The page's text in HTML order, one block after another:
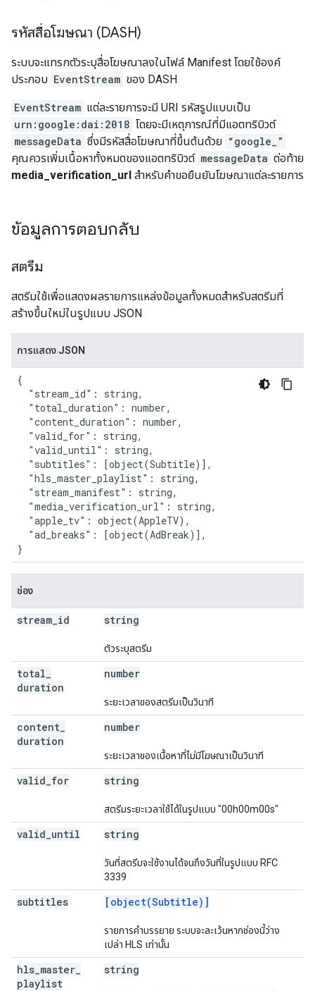
รหัสสื่อโฆษณา (DASH)
ระบบจะแทรกตัวระบุสื่อโฆษณาลงในไฟล์ Manifest โดยใช้องค์
ประกอบ EventStream ของ DASH
EventStream แต่ละรายการจะมี URI รหัสรูปแบบเป็น
urn:google:dai:2018 โดยจะมีเหตุการณ์ที่มีแอตทริบิวต์
messageData ซึ่งมีรหัสสื่อโฆษณาที่ขึ้นต้นด้วย “google_”
คุณควรเพิ่มเนื้อหาทั้งหมดของแอตทริบิวต์ messageData ต่อท้าย
media_verification_url สำหรับคำขอยืนยันโฆษณาแต่ละรายการ
ข้อมูลการตอบกลับ
สตรีม
สตรีมใช้เพื่อแสดงผลรายการแหล่งข้อมูลทั้งหมดสำหรับสตรีมที่
สร้างขึ้นใหม่ในรูปแบบ JSON
การแสดง JSON
{
  "stream_id": string,
  "total_duration": number,
  "content_duration": number,
  "valid_for": string,
  "valid_until": string,
  "subtitles": [object(Subtitle)],
  "hls_master_playlist": string,
  "stream_manifest": string,
  "media_verification_url": string,
  "apple_tv": object(AppleTV),
  "ad_breaks": [object(AdBreak)],
}
ช่อง
stream id string
ตัวระบุสตรีม
total
duration
number
ระยะเวลาของสตรีมเป็นวินาที
content
duration
number
ระยะเวลาของเนื้อหาที่ไม่มีโฆษณาเป็นวินาที
valid for string
สตรีมระยะเวลาใช้ได้ในรูปแบบ "00h00m00s"
valid until string
วันที่สตรีมจะใช้งานได้จนถึงวันที่ในรูปแบบ RFC
3339
subtitles [object(Subtitle)]
รายการคำบรรยาย ระบบจะละเว้นหากช่องนี้ว่าง
เปล่า HLS เท่านั้น
hls master
playlist
string